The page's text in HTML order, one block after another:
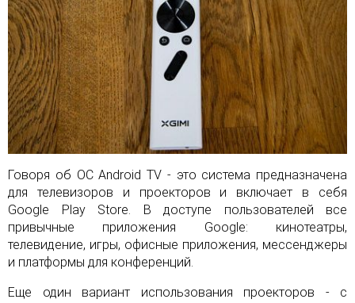
Говоря об ОС Android TV - это система предназначена
для телевизоров и проекторов и включает в себя
Google Play Store. В доступе пользователей все
привычные приложения Google: кинотеатры,
телевидение, игры, офисные приложения, мессенджеры
и платформы для конференций.
Еще один вариант использования проекторов - с